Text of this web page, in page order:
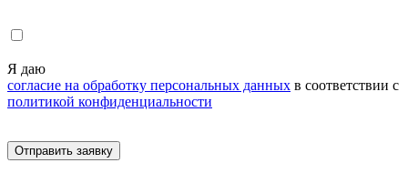
Я даю
согласие на обработку персональных данных в соответствии с
политикой конфиденциальности